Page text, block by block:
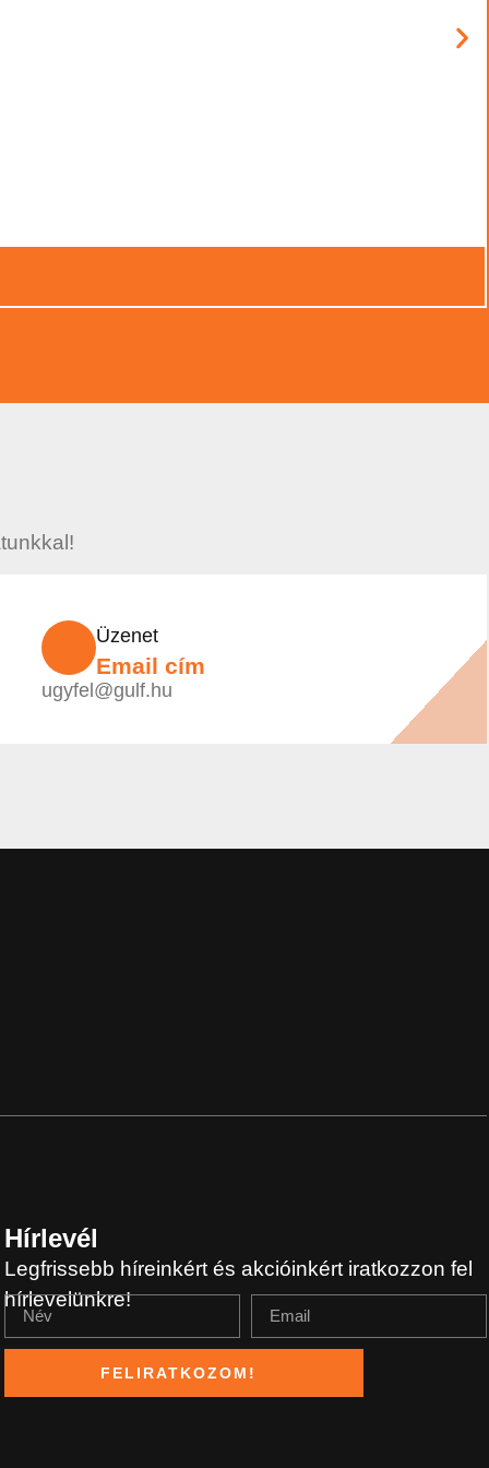
Üzenet
Email cím
ugyfel@gulf.hu
Hírlevél
Legfrissebb híreinkért és akcióinkért iratkozzon fel
hírlevelünkre!
FELIRATKOZOM!